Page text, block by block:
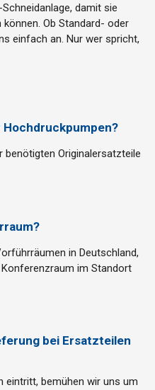
damit sie
Ob Standard- oder
einfach an. Nur wer spricht,
benötigten Originalersatzteile
in Deutschland,
im Standort
bei Ersatzteilen
eintritt, bemühen wir uns um